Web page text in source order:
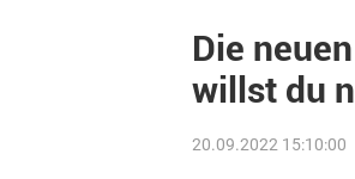
Die
willst du
20.09.2022 15:10:00